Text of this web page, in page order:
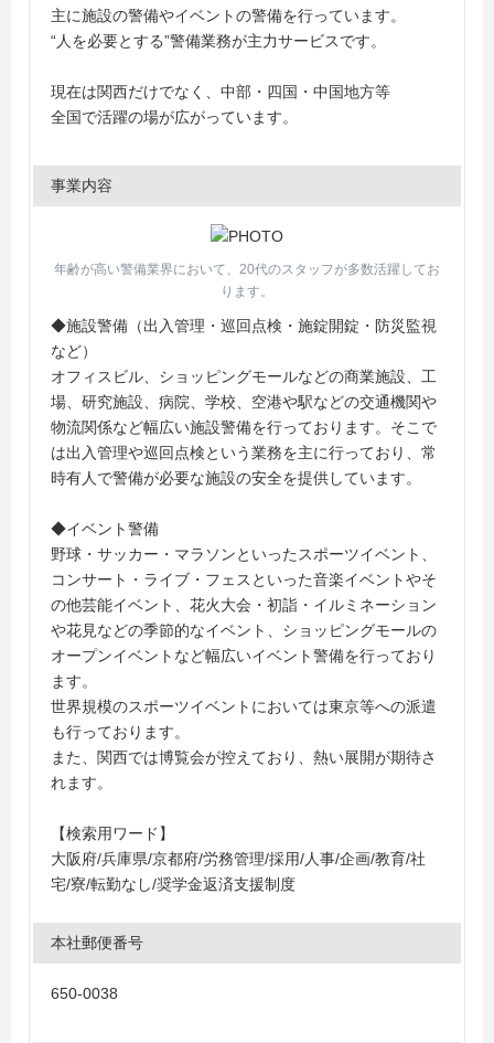
主に施設の警備やイベントの警備を行っています。
“人を必要とする”警備業務が主力サービスです。
現在は関西だけでなく、中部・四国・中国地方等
全国で活躍の場が広がっています。
事業内容
年齢が高い警備業界において、20代のスタッフが多数活躍してお
ります。
◆施設警備（出入管理・巡回点検・施錠開錠・防災監視
など）
オフィスビル、ショッピングモールなどの商業施設、工
場、研究施設、病院、学校、空港や駅などの交通機関や
物流関係など幅広い施設警備を行っております。そこで
は出入管理や巡回点検という業務を主に行っており、常
時有人で警備が必要な施設の安全を提供しています。
◆イベント警備
野球・サッカー・マラソンといったスポーツイベント、
コンサート・ライブ・フェスといった音楽イベントやそ
の他芸能イベント、花火大会・初詣・イルミネーション
や花見などの季節的なイベント、ショッピングモールの
オープンイベントなど幅広いイベント警備を行っており
ます。
世界規模のスポーツイベントにおいては東京等への派遣
も行っております。
また、関西では博覧会が控えており、熱い展開が期待さ
れます。
【検索用ワード】
大阪府/兵庫県/京都府/労務管理/採用/人事/企画/教育/社
宅/寮/転勤なし/奨学金返済支援制度
本社郵便番号
650-0038